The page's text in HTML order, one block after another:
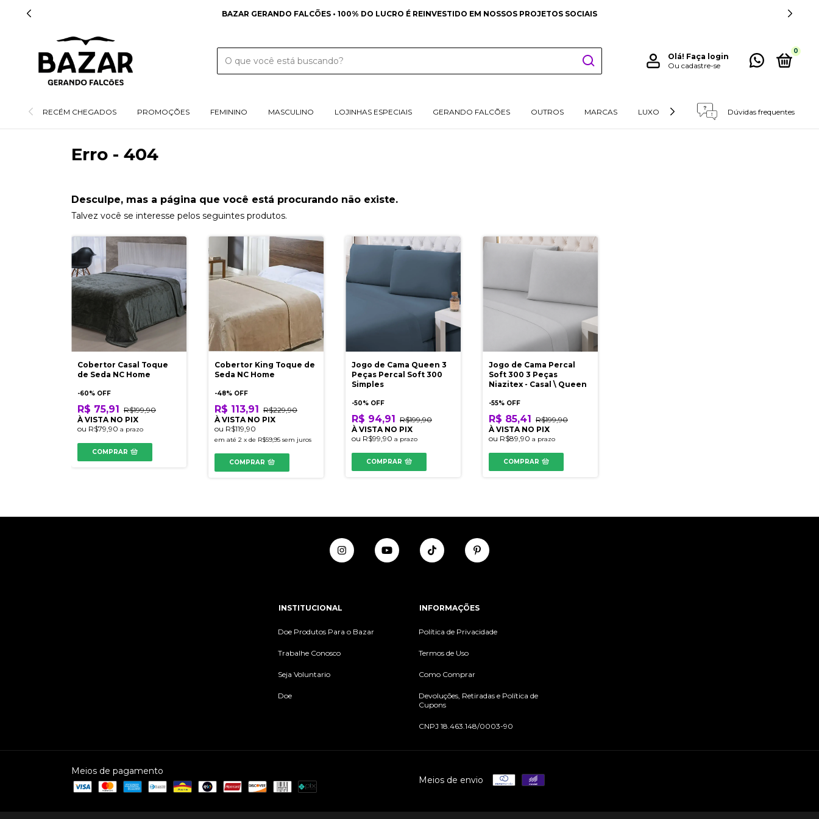
BAZAR GERANDO FALCÕES • 100% DO LUCRO É REINVESTIDO EM NOSSOS PROJETOS SOCIAIS
Olá! Faça login
Ou cadastre-se
0
RECÉM CHEGADOS PROMOÇÕES FEMININO MASCULINO LOJINHAS ESPECIAIS GERANDO FALCÕES OUTROS MARCAS LUXO RETIRADAS E DEVOLUÇÕES
Dúvidas frequentes
Erro - 404
Desculpe, mas a página que você está procurando não existe.
Talvez você se interesse pelos seguintes produtos.
Cobertor Casal Toque
de Seda NC Home
-60% OFF
R$ 75,91
R$199,90
À VISTA NO PIX
ou R$79,90 a prazo
COMPRAR
Cobertor King Toque de
Seda NC Home
-48% OFF
R$ 113,91
R$229,90
À VISTA NO PIX
ou R$119,90
em até 2 x de R$59,95 sem juros
COMPRAR
Jogo de Cama Queen 3
Peças Percal Soft 300
Simples
-50% OFF
R$ 94,91
R$199,90
À VISTA NO PIX
ou R$99,90 a prazo
COMPRAR
Jogo de Cama Percal
Soft 300 3 Peças
Niazitex - Casal \ Queen
-55% OFF
R$ 85,41
R$199,90
À VISTA NO PIX
ou R$89,90 a prazo
COMPRAR
INSTITUCIONAL
Doe Produtos Para o Bazar
Trabalhe Conosco
Seja Voluntario
Doe
INFORMAÇÕES
Política de Privacidade
Termos de Uso
Como Comprar
Devoluções, Retiradas e Política de
Cupons
CNPJ 18.463.148/0003-90
Meios de pagamento
Meios de envio